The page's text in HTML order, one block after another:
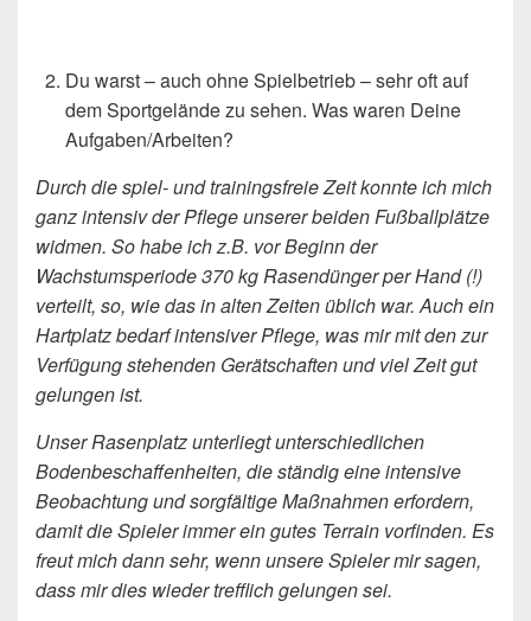
Du warst – auch ohne Spielbetrieb – sehr oft auf
dem Sportgelände zu sehen. Was waren Deine
Aufgaben/Arbeiten?
Durch die spiel- und trainingsfreie Zeit konnte ich mich
ganz intensiv der Pflege unserer beiden Fußballplätze
widmen. So habe ich z.B. vor Beginn der
Wachstumsperiode 370 kg Rasendünger per Hand (!)
verteilt, so, wie das in alten Zeiten üblich war. Auch ein
Hartplatz bedarf intensiver Pflege, was mir mit den zur
Verfügung stehenden Gerätschaften und viel Zeit gut
gelungen ist.
Unser Rasenplatz unterliegt unterschiedlichen
Bodenbeschaffenheiten, die ständig eine intensive
Beobachtung und sorgfältige Maßnahmen erfordern,
damit die Spieler immer ein gutes Terrain vorfinden. Es
freut mich dann sehr, wenn unsere Spieler mir sagen,
dass mir dies wieder trefflich gelungen sei.